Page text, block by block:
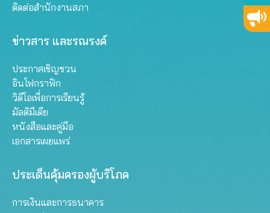
ติดต่อสำนักงานสภา
ข่าวสาร และรณรงค์
ประกาศเชิญชวน
อินโฟกราฟิก
วิดีโอเพื่อการเรียนรู้
มัลติมีเดีย
หนังสือและคู่มือ
เอกสารเผยแพร่
ประเด็นคุ้มครองผู้บริโภค
การเงินและการธนาคาร